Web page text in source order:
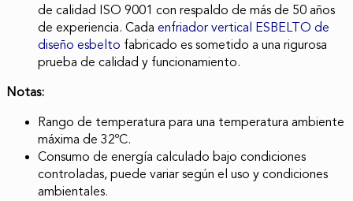
de calidad ISO 9001 con respaldo de más de 50 años
de experiencia. Cada enfriador vertical ESBELTO de
diseño esbelto fabricado es sometido a una rigurosa
prueba de calidad y funcionamiento.
Notas:
Rango de temperatura para una temperatura ambiente
máxima de 32ºC.
Consumo de energía calculado bajo condiciones
controladas, puede variar según el uso y condiciones
ambientales.